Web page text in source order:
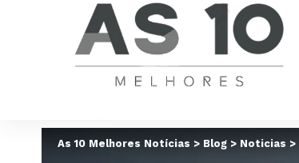
As 10 Melhores Notícias > Blog > Noticias >